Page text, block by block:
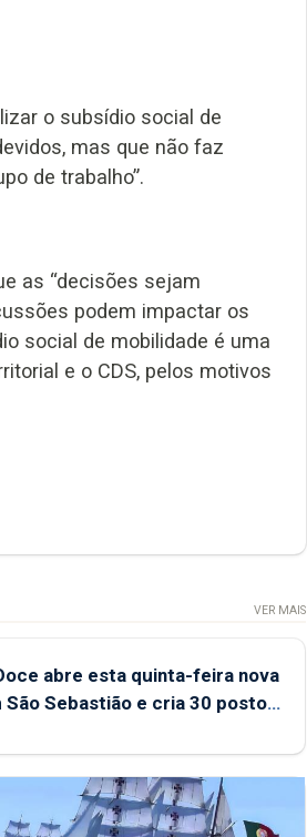
o subsídio social de
mas que não faz
de trabalho”.
as “decisões sejam
podem impactar os
social de mobilidade é uma
e o CDS, pelos motivos
VER MAIS
abre esta quinta-feira nova
São Sebastião e cria 30 postos